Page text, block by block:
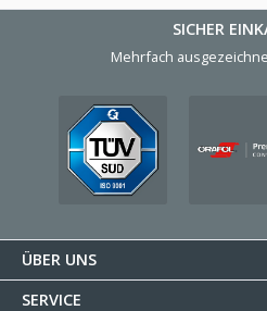
SICHER
Mehrfach
ÜBER UNS
SERVICE